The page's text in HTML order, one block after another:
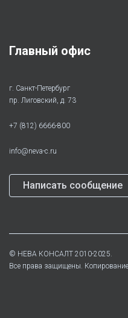
Главный офис
г. Санкт-Петербург
пр. Лиговский, д. 73
+7 (812) 6666-800
info@neva-c.ru
Написать сообщение
© НЕВА КОНСАЛТ 2010-2025.
Все права защищены. Копирование